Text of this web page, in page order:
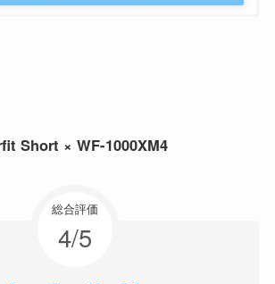
Short × WF-1000XM4
総合評価
4/5